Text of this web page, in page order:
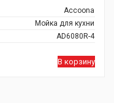
Accoona
Мойка для кухни
AD6080R-4
В корзину